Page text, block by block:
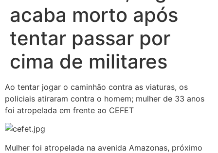
acaba morto após
tentar passar por
cima de militares
Ao tentar jogar o caminhão contra as viaturas, os
policiais atiraram contra o homem; mulher de 33 anos
foi atropelada em frente ao CEFET
Mulher foi atropelada na avenida Amazonas, próximo